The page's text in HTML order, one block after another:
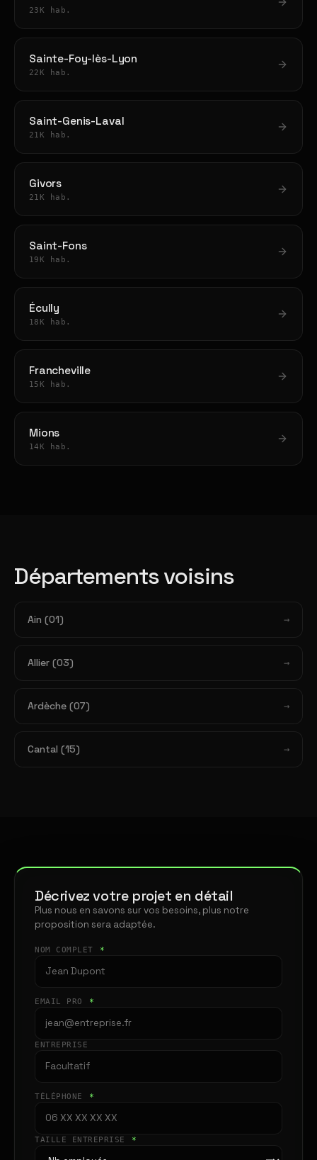
23K hab.
Sainte-Foy-lès-Lyon
22K hab.
Saint-Genis-Laval
21K hab.
Givors
21K hab.
Saint-Fons
19K hab.
Écully
18K hab.
Francheville
15K hab.
Mions
14K hab.
Départements voisins
Ain (01)
Allier (03)
Ardèche (07)
Cantal (15)
Décrivez votre projet en détail
Plus nous en savons sur vos besoins, plus notre
proposition sera adaptée.
NOM COMPLET *
EMAIL PRO *
ENTREPRISE
TÉLÉPHONE *
TAILLE ENTREPRISE *